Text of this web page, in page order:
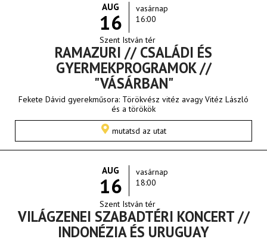
AUG
16
vasárnap
16:00
Szent István tér
RAMAZURI // CSALÁDI ÉS
GYERMEKPROGRAMOK //
"VÁSÁRBAN"
Fekete Dávid gyerekműsora: Törökvész vitéz avagy Vitéz László
és a törökök
mutatsd az utat
AUG
16
vasárnap
18:00
Szent István tér
VILÁGZENEI SZABADTÉRI KONCERT //
INDONÉZIA ÉS URUGUAY